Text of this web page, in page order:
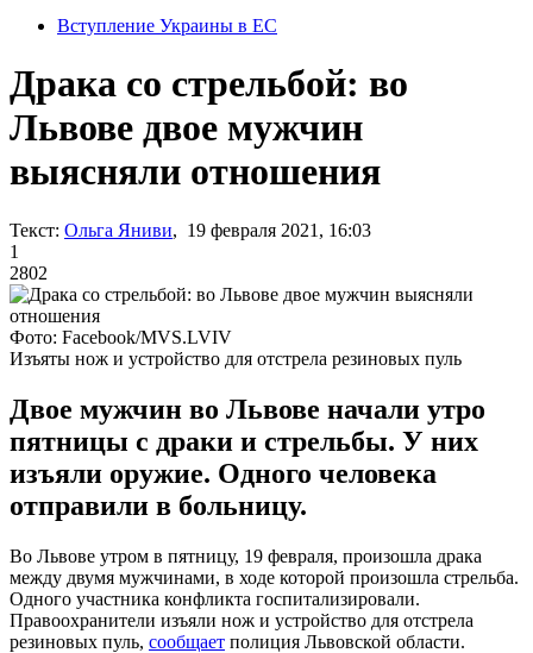
Вступление Украины в ЕС
Драка со стрельбой: во
Львове двое мужчин
выясняли отношения
Текст: Ольга Яниви, 19 февраля 2021, 16:03
1
2802
Фото: Facebook/MVS.LVIV
Изъяты нож и устройство для отстрела резиновых пуль
Двое мужчин во Львове начали утро
пятницы с драки и стрельбы. У них
изъяли оружие. Одного человека
отправили в больницу.
Во Львове утром в пятницу, 19 февраля, произошла драка
между двумя мужчинами, в ходе которой произошла стрельба.
Одного участника конфликта госпитализировали.
Правоохранители изъяли нож и устройство для отстрела
резиновых пуль, сообщает полиция Львовской области.